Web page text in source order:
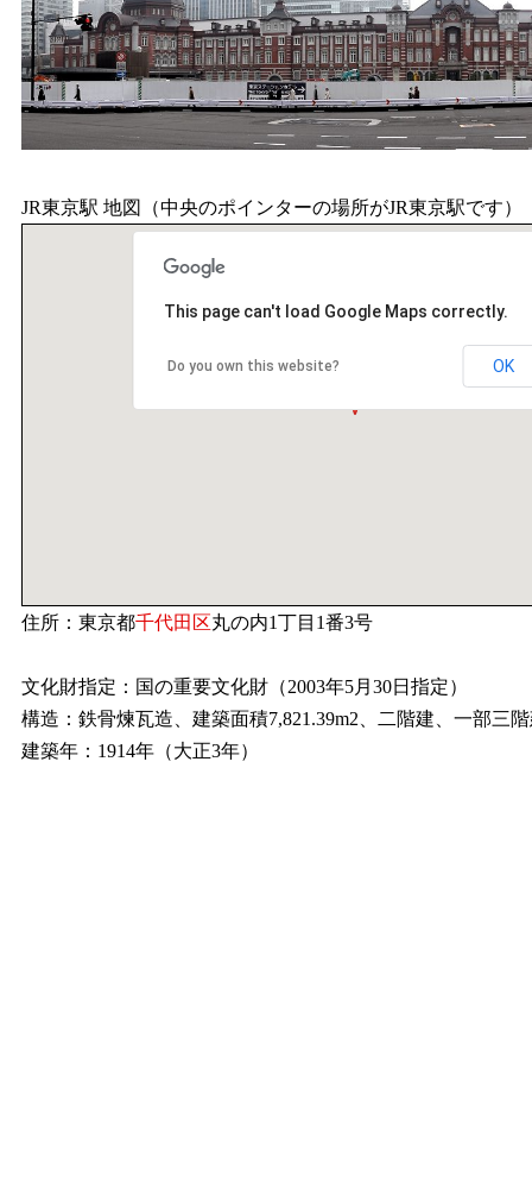
JR東京駅 地図（中央のポインターの場所がJR東京駅です）
This page can't load Google Maps correctly.
Do you own this website? OK
住所：東京都千代田区丸の内1丁目1番3号
文化財指定：国の重要文化財（2003年5月30日指定）
構造：鉄骨煉瓦造、建築面積7,821.39m2、二階建、一部三
建築年：1914年（大正3年）